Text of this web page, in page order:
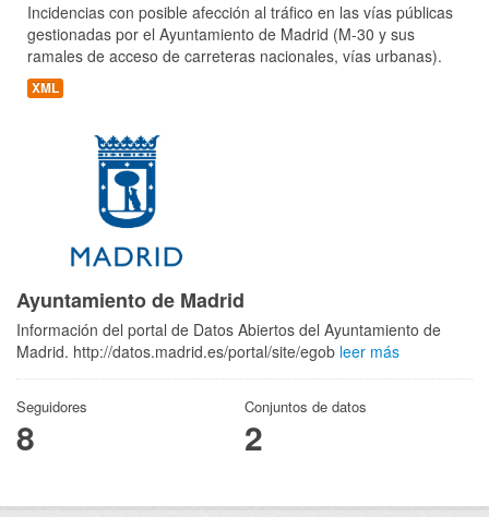
Incidencias con posible afección al tráfico en las vías públicas
gestionadas por el Ayuntamiento de Madrid (M-30 y sus
ramales de acceso de carreteras nacionales, vías urbanas).
XML
Ayuntamiento de Madrid
Información del portal de Datos Abiertos del Ayuntamiento de
Madrid. http://datos.madrid.es/portal/site/egob leer más
Seguidores
8
Conjuntos de datos
2